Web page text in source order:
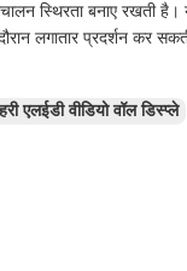
स्थिरता बनाए रखती
लगातार प्रदर्शन कर
एलईडी वीडियो वॉल डिस्प्ले